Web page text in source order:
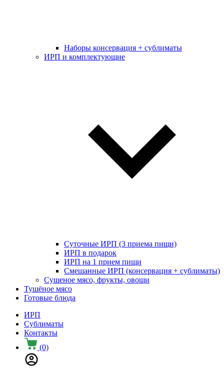
Наборы консервация + сублиматы
ИРП и комплектующие
Суточные ИРП (3 приема пищи)
ИРП в подарок
ИРП на 1 прием пищи
Смешанные ИРП (консервация + сублиматы)
Сушеное мясо, фрукты, овощи
Тушёное мясо
Готовые блюда
ИРП
Сублиматы
Контакты
(0)